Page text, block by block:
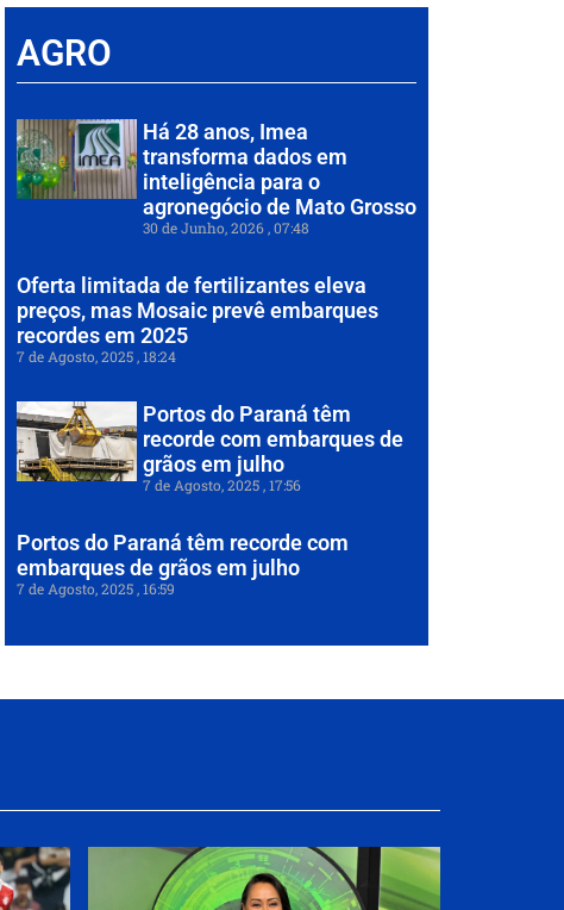
AGRO
Há 28 anos, Imea
transforma dados em
inteligência para o
agronegócio de Mato Grosso
30 de Junho, 2026 07:48
Oferta limitada de fertilizantes eleva
preços, mas Mosaic prevê embarques
recordes em 2025
7 de Agosto, 2025 18:24
Portos do Paraná têm
recorde com embarques de
grãos em julho
7 de Agosto, 2025 17:56
Portos do Paraná têm recorde com
embarques de grãos em julho
7 de Agosto, 2025 16:59